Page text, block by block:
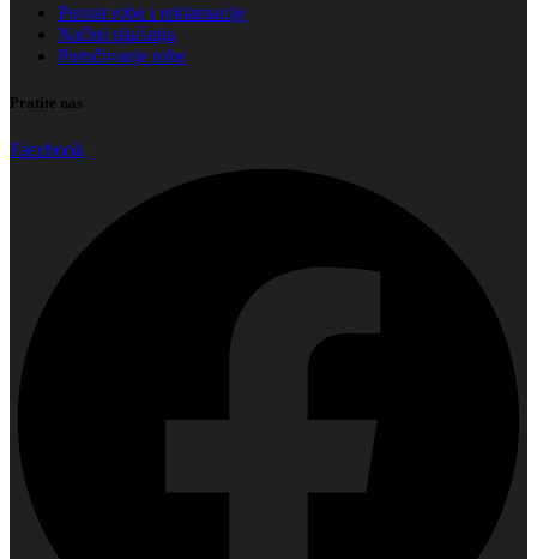
Povrat robe i reklamacije
Načini plaćanja
Poručivanje robe
Pratite nas
Facebook